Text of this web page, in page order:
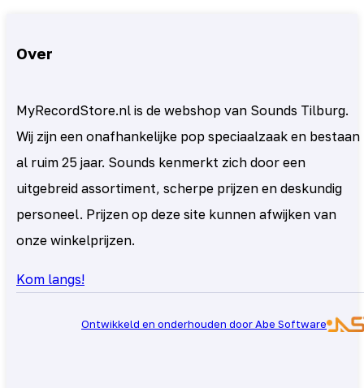
Over
MyRecordStore.nl is de webshop van Sounds Tilburg.
Wij zijn een onafhankelijke pop speciaalzaak en bestaan
al ruim 25 jaar. Sounds kenmerkt zich door een
uitgebreid assortiment, scherpe prijzen en deskundig
personeel. Prijzen op deze site kunnen afwijken van
onze winkelprijzen.
Kom langs!
Ontwikkeld en onderhouden door Abe Software